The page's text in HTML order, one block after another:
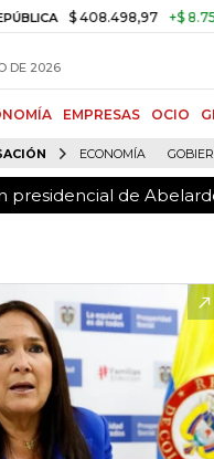
$ 408.498,97 +$ 8.753,81
DE 2026
EMPRESAS OCIO
ECONOMÍA
presidencial de
presidencial de